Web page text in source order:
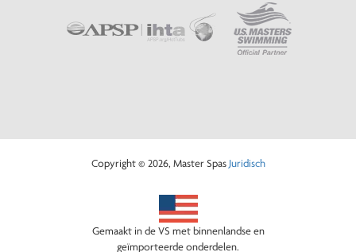
Copyright © 2026, Master Spas Juridisch
Gemaakt in de VS met binnenlandse en
geïmporteerde onderdelen.